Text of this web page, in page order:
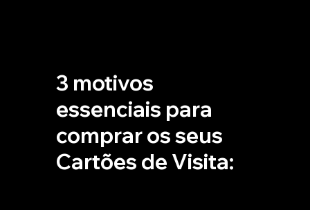
3 motivos
essenciais para
comprar os seus
Cartões de Visita: